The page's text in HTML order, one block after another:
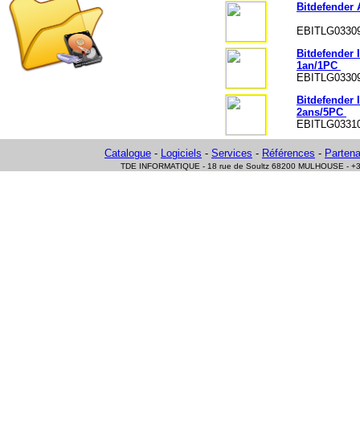
Bitdefender
Bitdefender
1an/1PC
Bitdefender
2ans/5PC
Catalogue - Logiciels - Services - Références -
TDE INFORMATIQUE - 18 rue de Soultz 68200 MULHOUSE -